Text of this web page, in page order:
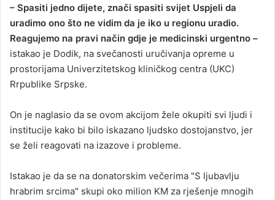
a
i
l
– Spasiti jedno dijete, znači spasiti svijet Uspjeli da
uradimo ono što ne vidim da je iko u regionu uradio.
Reagujemo na pravi način gdje je medicinski urgentno –
istakao je Dodik, na svečanosti uručivanja opreme u
prostorijama Univerzitetskog kliničkog centra (UKC)
Rrpublike Srpske.
On je naglasio da se ovom akcijom žele okupiti svi ljudi i
institucije kako bi bilo iskazano ljudsko dostojanstvo, jer
se želi reagovati na izazove i probleme.
Istakao je da se na donatorskim večerima "S ljubavlju
hrabrim srcima" skupi oko milion KM za rješenje mnogih